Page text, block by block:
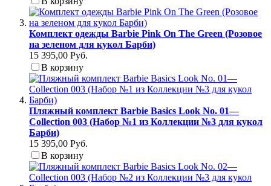
Комплект одежды Barbie Pink On The Green (Розовое
на зеленом для кукол Барби)
15 395,00 Руб.
В корзину
Пляжный комплект Barbie Basics Look No. 01—
Collection 003 (Набор №1 из Коллекции №3 для кукол
Барби)
15 395,00 Руб.
В корзину